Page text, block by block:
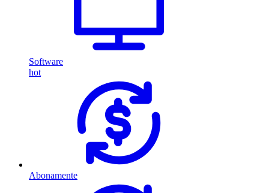
Software
hot
Abonamente